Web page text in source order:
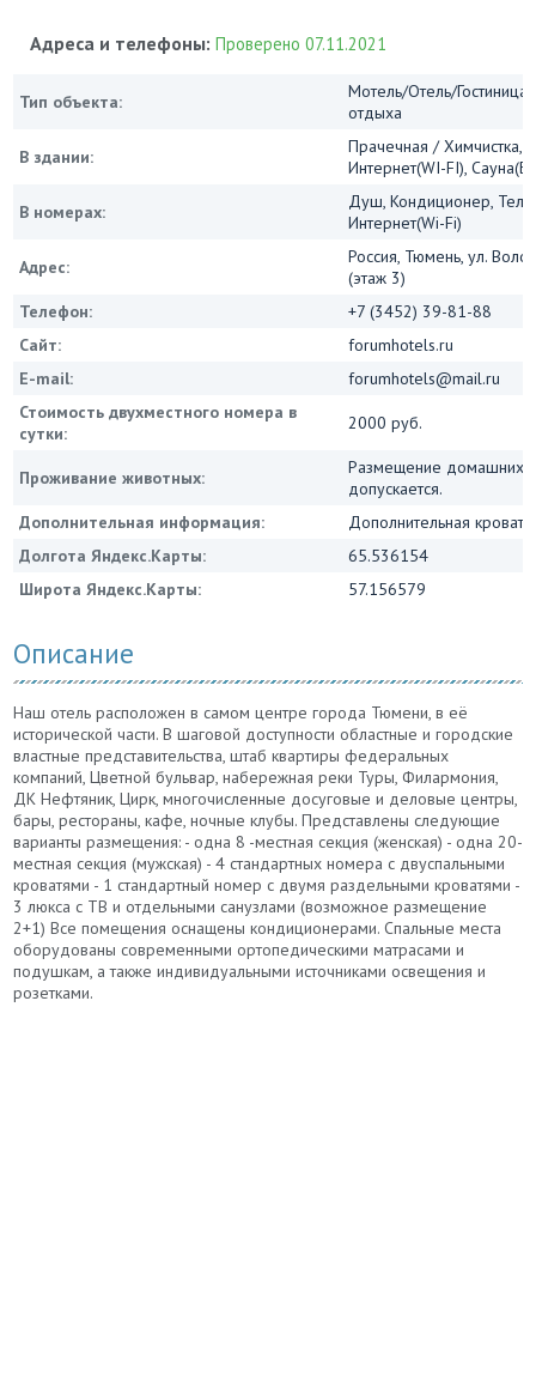
Адреса и телефоны:Проверено 07.11.2021
Тип объекта:
Мотель/Отель/
отдыха
В здании:
Прачечная / Химчистка,
Интернет(WI-FI),
В номерах:
Душ, Кондиционер,
Интернет(Wi-Fi)
Адрес:
Россия, Тюмень, ул.
(этаж 3)
Телефон:
+7 (3452) 39-81-88
Сайт:
forumhotels.ru
E-mail:
forumhotels@mail.ru
Стоимость двухместного номера в
сутки:
2000 руб.
Проживание животных:
Размещение домашних
допускается.
Дополнительная информация:
Дополнительная
Долгота Яндекс.Карты:
65.536154
Широта Яндекс.Карты:
57.156579
Описание
Наш отель расположен в самом центре города Тюмени, в её
исторической части. В шаговой доступности областные и городские
властные представительства, штаб квартиры федеральных
компаний, Цветной бульвар, набережная реки Туры, Филармония,
ДК Нефтяник, Цирк, многочисленные досуговые и деловые центры,
бары, рестораны, кафе, ночные клубы. Представлены следующие
варианты размещения: - одна 8 -местная секция (женская) - одна 20-
местная секция (мужская) - 4 стандартных номера с двуспальными
кроватями - 1 стандартный номер с двумя раздельными кроватями -
3 люкса с ТВ и отдельными санузлами (возможное размещение
2+1) Все помещения оснащены кондиционерами. Спальные места
оборудованы современными ортопедическими матрасами и
подушкам, а также индивидуальными источниками освещения и
розетками.